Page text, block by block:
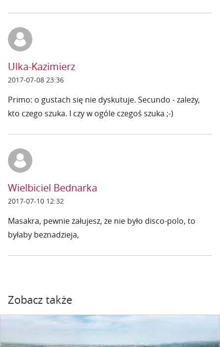
Ulka-Kazimierz
2017-07-08 23:36
Primo: o gustach się nie dyskutuje. Secundo - zależy,
kto czego szuka. I czy w ogóle czegoś szuka ;-)
Wielbiciel Bednarka
2017-07-10 12:32
Masakra, pewnie żałujesz, że nie było disco-polo, to
byłaby beznadzieja,
Zobacz także